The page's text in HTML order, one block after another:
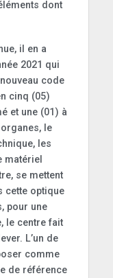
dont
il en a
2021 qui
code
cinq (05)
et une (01) à
le
les
matériel
se mettent
cette optique
pour une
le centre fait
L’un de
comme
de référence